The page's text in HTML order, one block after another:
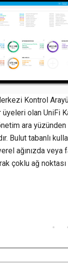
Kontrol
olan UniFi
ara
Bulut tabanlı
ağınızda veya
çoklu ağ